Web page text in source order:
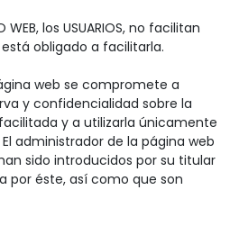
los USUARIOS, no facilitan
obligado a facilitarla.
web se compromete a
y confidencialidad sobre la
y a utilizarla únicamente
administrador de la página web
sido introducidos por su titular
por éste, así como que son